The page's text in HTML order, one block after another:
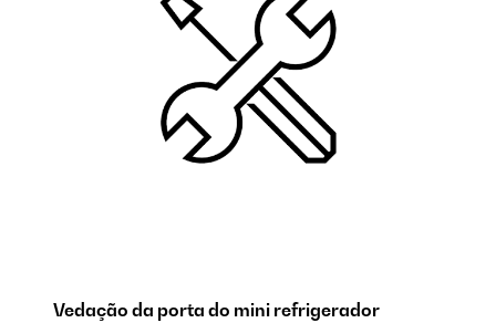
Vedação da porta do mini refrigerador